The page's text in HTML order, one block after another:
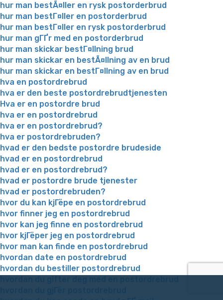
hur man bestÃ¤ller en rysk postorderbrud
hur man bestГ¤ller en postorderbrud
hur man bestГ¤ller en rysk postorderbrud
hur man gГҐr med en postorderbrud
hur man skickar bestГ¤llning brud
hur man skickar en bestÃ¤llning av en brud
hur man skickar en bestГ¤llning av en brud
hva en postordrebrud
hva er den beste postordrebrudtjenesten
Hva er en postordre brud
hva er en postordrebrud
hva er en postordrebrud?
hva er postordrebruden?
hvad er den bedste postordre brudeside
hvad er en postordrebrud
hvad er en postordrebrud?
hvad er postordre brude tjenester
hvad er postordrebruden?
hvor du kan kjГёpe en postordrebrud
hvor finner jeg en postordrebrud
hvor kan jeg finne en postordrebrud
hvor kjГёper jeg en postordrebrud
hvor man kan finde en postordrebrud
hvordan date en postordrebrud
hvordan du bestiller postordrebrud